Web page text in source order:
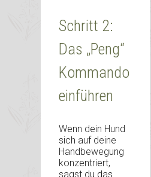
Schritt 2:
Das „Peng“
Kommando
einführen
Wenn dein Hund
sich auf deine
Handbewegung
konzentriert,
sagst du das